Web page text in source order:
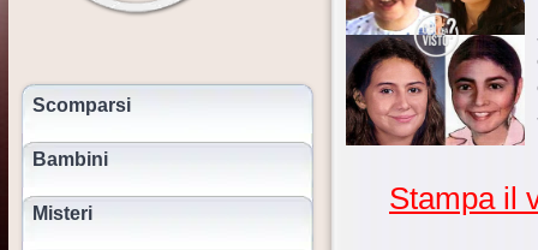
Scomparsi
Bambini
Misteri Stampa il